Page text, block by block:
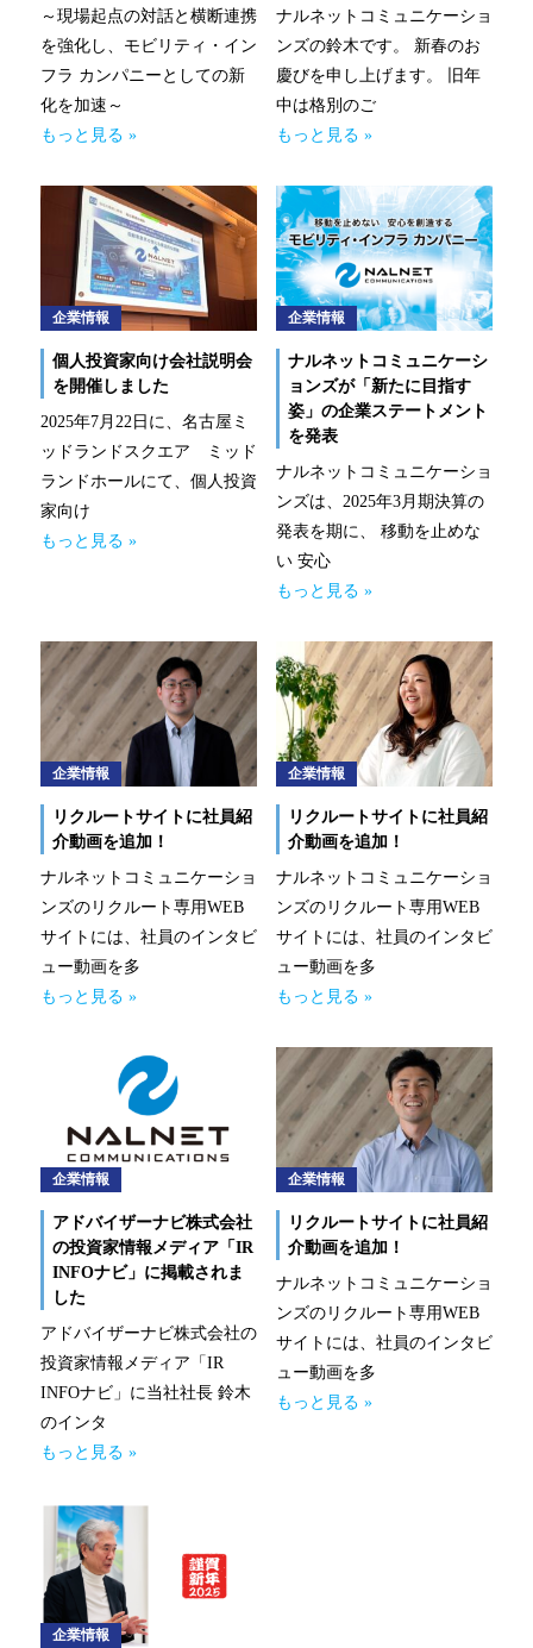
～現場起点の対話と横断連携
を強化し、モビリティ・イン
フラ カンパニーとしての新
化を加速～
もっと見る »
ナルネットコミュニケーショ
ンズの鈴木です。 新春のお
慶びを申し上げます。 旧年
中は格別のご
もっと見る »
企業情報
個人投資家向け会社説明会
を開催しました
2025年7月22日に、名古屋ミ
ッドランドスクエア ミッド
ランドホールにて、個人投資
家向け
もっと見る »
企業情報
ナルネットコミュニケーシ
ョンズが「新たに目指す
姿」の企業ステートメント
を発表
ナルネットコミュニケーショ
ンズは、2025年3月期決算の
発表を期に、 移動を止めな
い 安心
もっと見る »
企業情報
リクルートサイトに社員紹
介動画を追加！
ナルネットコミュニケーショ
ンズのリクルート専用WEB
サイトには、社員のインタビ
ュー動画を多
もっと見る »
企業情報
リクルートサイトに社員紹
介動画を追加！
ナルネットコミュニケーショ
ンズのリクルート専用WEB
サイトには、社員のインタビ
ュー動画を多
もっと見る »
企業情報
アドバイザーナビ株式会社
の投資家情報メディア「IR
INFOナビ」に掲載されま
した
アドバイザーナビ株式会社の
投資家情報メディア「IR
INFOナビ」に当社社長 鈴木
のインタ
もっと見る »
企業情報
リクルートサイトに社員紹
介動画を追加！
ナルネットコミュニケーショ
ンズのリクルート専用WEB
サイトには、社員のインタビ
ュー動画を多
もっと見る »
企業情報
新技術にも迅速に対応
整備工場のお客様
momoCan
モビノワ
企業情報
ご挨拶
経営理念
ナルネットの歩み
ESGの取り組み
IR情報
CLOSE